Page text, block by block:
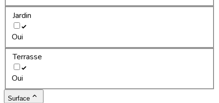
Jardin
Oui
Terrasse
Oui
Surface